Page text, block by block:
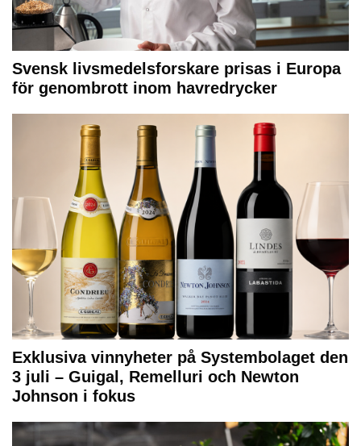
Svensk livsmedelsforskare prisas i Europa
för genombrott inom havredrycker
Exklusiva vinnyheter på Systembolaget den
3 juli – Guigal, Remelluri och Newton
Johnson i fokus